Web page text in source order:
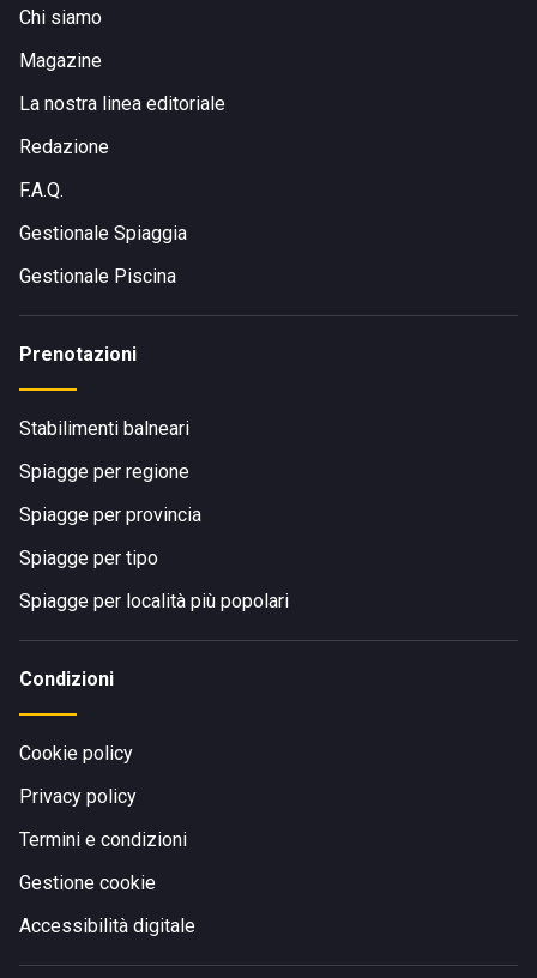
Chi siamo
Magazine
La nostra linea editoriale
Redazione
F.A.Q.
Gestionale Spiaggia
Gestionale Piscina
Prenotazioni
Stabilimenti balneari
Spiagge per regione
Spiagge per provincia
Spiagge per tipo
Spiagge per località più popolari
Condizioni
Cookie policy
Privacy policy
Termini e condizioni
Gestione cookie
Accessibilità digitale